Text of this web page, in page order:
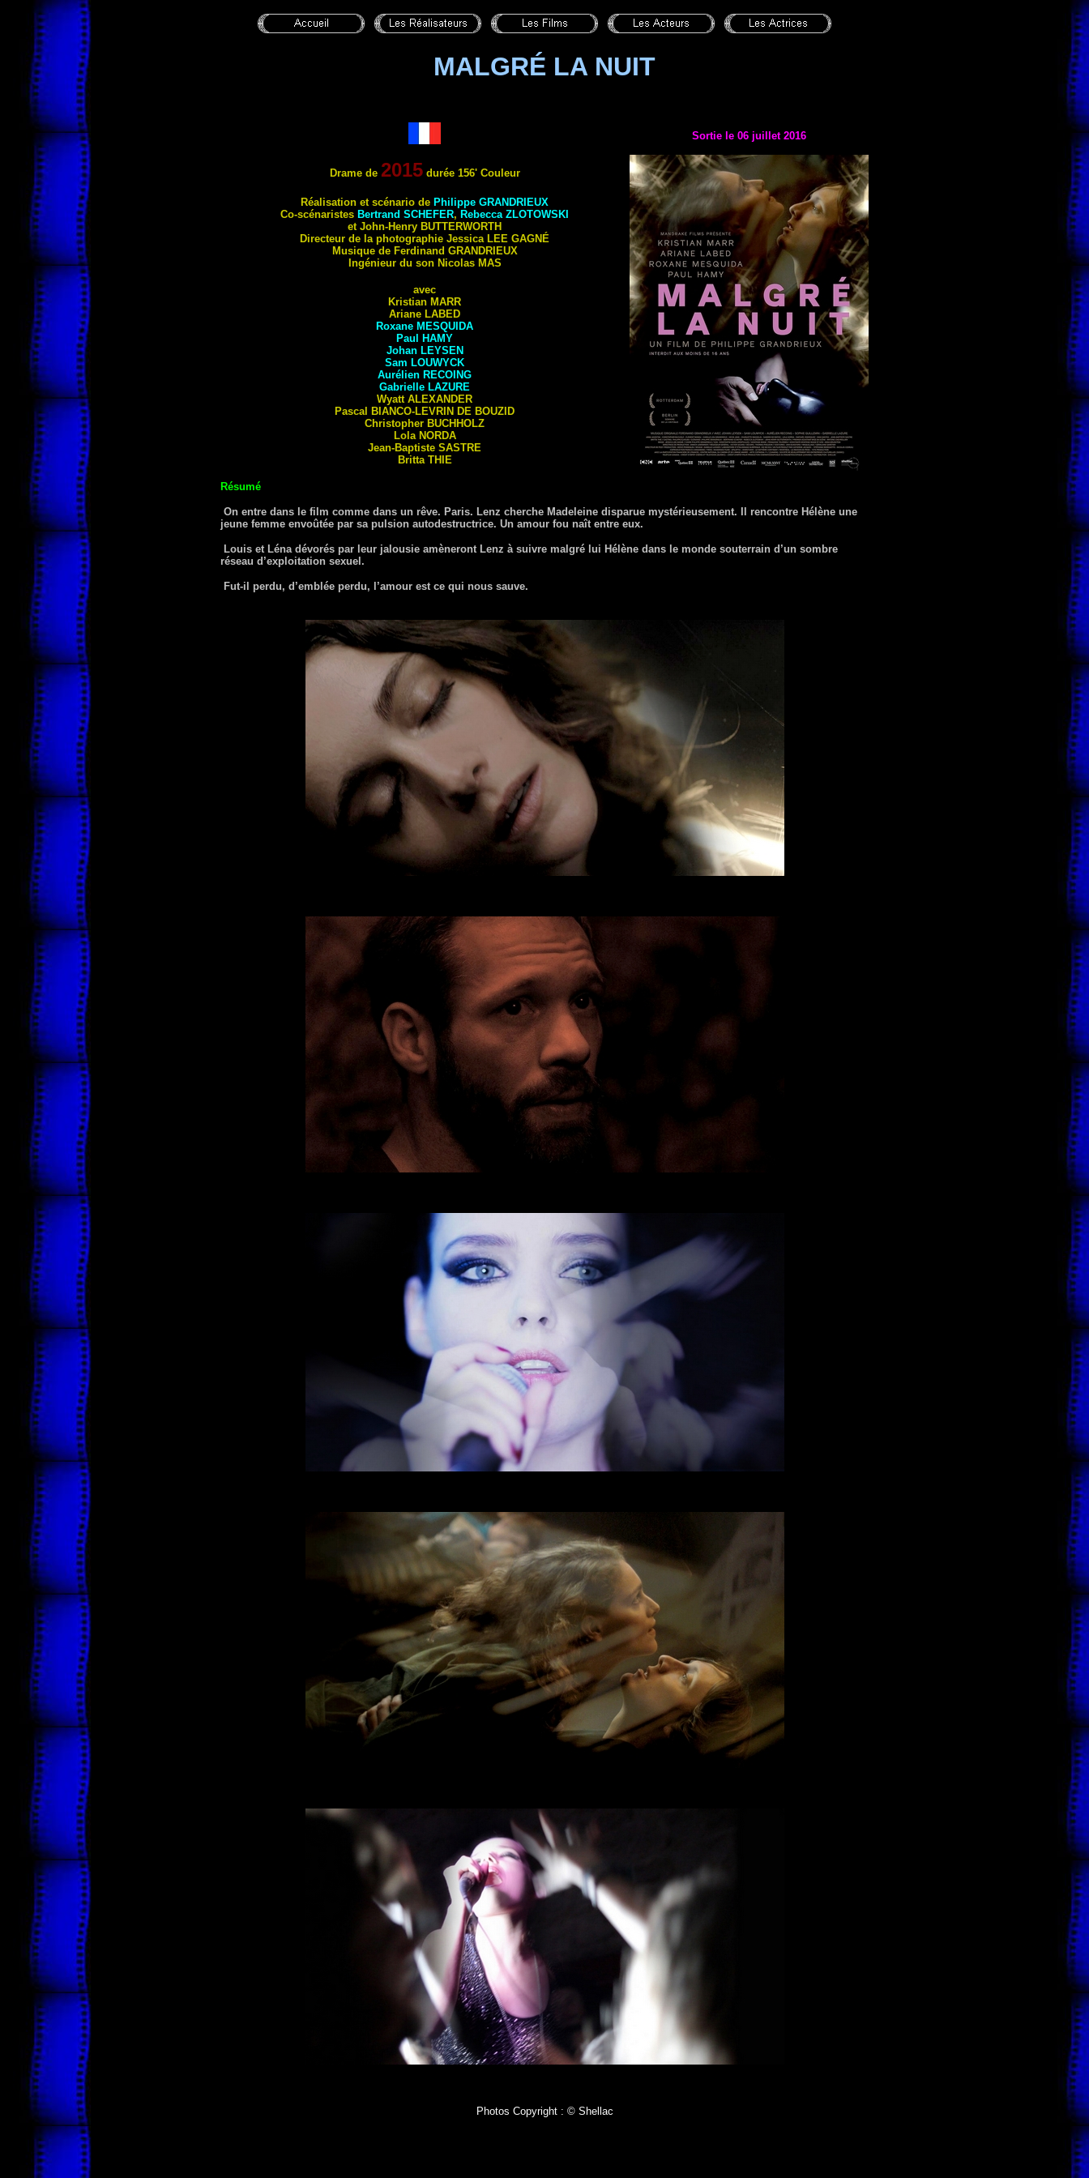
MALGRÉ LA NUIT
Drame de 2015durée 156' Couleur
Réal isation et scénario de Philippe GRANDRIEUX
Co-scénaristes Bertrand SCHEFER, Rebecca ZLOTOWSKI
et John-Henry BUTTERWORTH
Directeur de la photographie Jessica LEE GAGNÉ
Musique de Ferdinand GRANDRIEUX
Ingénieur du son Nicolas MAS
avec
Kristian MARR
Ariane LABED
Roxane MESQUIDA
Paul
HAMY
Johan LEYSEN
Sam LOUWYCK
Aurélien RECOING
Gabrielle LAZURE
Wyatt ALEXANDER
Pascal BIANCO-LEVRIN DE BOUZID
Christopher BUCHHOLZ
Lola NORDA
Jean-Baptiste SASTRE
Britta THIE
Sortie le 06 juillet 2016
Résumé
On entre dans le film comme dans un rêve. Paris. Lenz cherche Madeleine disparue mystérieusement. Il rencontre Hélène une
jeune femme envoûtée par sa pulsion autodestructrice. Un amour fou naît entre eux.
Louis et Léna dévorés par leur jalousie amèneront Lenz à suivre malgré lui Hélène dans le monde souterrain d’un sombre
réseau d’exploitation sexuel.
Fut-il perdu, d’emblée perdu, l’amour est ce qui nous sauve.
Photos Copyright : © Shellac